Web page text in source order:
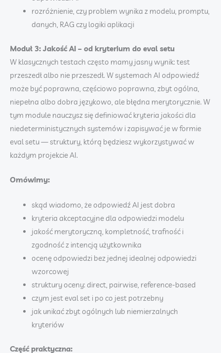
rozróżnienie, czy problem wynika z modelu, promptu,
danych, RAG czy logiki aplikacji
Moduł 3: Jakość AI – od kryterium do eval setu
W klasycznych testach często mamy jasny wynik: test
przeszedł albo nie przeszedł. W systemach AI odpowiedź
może być poprawna, częściowo poprawna, zbyt ogólna,
niepełna albo dobra językowo, ale błędna merytorycznie. W
tym module nauczysz się definiować kryteria jakości dla
niedeterministycznych systemów i zapisywać je w formie
eval setu — struktury, którą będziesz wykorzystywać w
każdym projekcie AI.
Omówimy:
skąd wiadomo, że odpowiedź AI jest dobra
kryteria akceptacyjne dla odpowiedzi modelu
jakość merytoryczną, kompletność, trafność i
zgodność z intencją użytkownika
ocenę odpowiedzi bez jednej idealnej odpowiedzi
wzorcowej
struktury oceny: direct, pairwise, reference-based
czym jest eval set i po co jest potrzebny
jak unikać zbyt ogólnych lub niemierzalnych
kryteriów
Część praktyczna: